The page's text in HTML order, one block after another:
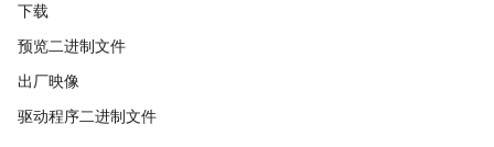
下载
预览二进制文件
出厂映像
驱动程序二进制文件